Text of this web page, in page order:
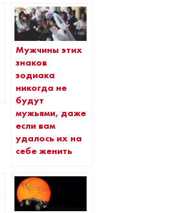
Мужчины этих
знаков
зодиака
никогда не
будут
мужьями, даже
если вам
удалось их на
себе женить